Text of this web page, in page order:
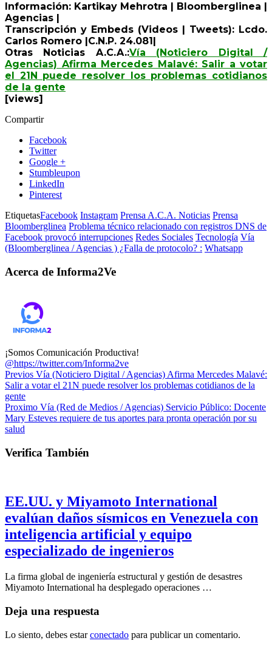
Información: Kartikay Mehrotra | Bloomberglinea |
Agencias |
Transcripción y Embeds (Videos | Tweets): Lcdo.
Carlos Romero |C.N.P. 24.081|
Otras Noticias A.C.A.:Vía (Noticiero Digital /
Agencias) Afirma Mercedes Malavé: Salir a votar
el 21N puede resolver los problemas cotidianos
de la gente
[views]
Compartir
Facebook
Twitter
Google +
Stumbleupon
LinkedIn
Pinterest
EtiquetasFacebook Instagram Prensa A.C.A. Noticias Prensa
Bloomberglinea Problema técnico relacionado con registros DNS de
Facebook provocó interrupciones Redes Sociales Tecnología Vía
(Bloomberglinea / Agencias ) ¿Falla de protocolo? : Whatsapp
Acerca de Informa2Ve
¡Somos Comunicación Productiva!
@https://twitter.com/Informa2ve
Previos Vía (Noticiero Digital / Agencias) Afirma Mercedes Malavé:
Salir a votar el 21N puede resolver los problemas cotidianos de la
gente
Proximo Vía (Red de Medios / Agencias) Servicio Público: Docente
Mary Esteves requiere de tus aportes para pronta operación por su
salud
Verifica También
EE.UU. y Miyamoto International
evalúan daños sísmicos en Venezuela con
inteligencia artificial y equipo
especializado de ingenieros
La firma global de ingeniería estructural y gestión de desastres
Miyamoto International ha desplegado operaciones …
Deja una respuesta
Lo siento, debes estarconectado para publicar un comentario.